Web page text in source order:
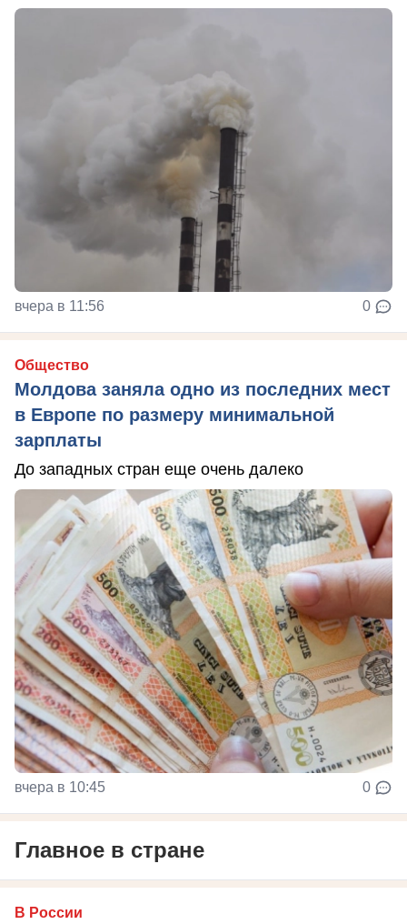
вчера в 11:56 0
Общество
Молдова заняла одно из последних мест
в Европе по размеру минимальной
зарплаты
До западных стран еще очень далеко
вчера в 10:45 0
Главное в стране
В России